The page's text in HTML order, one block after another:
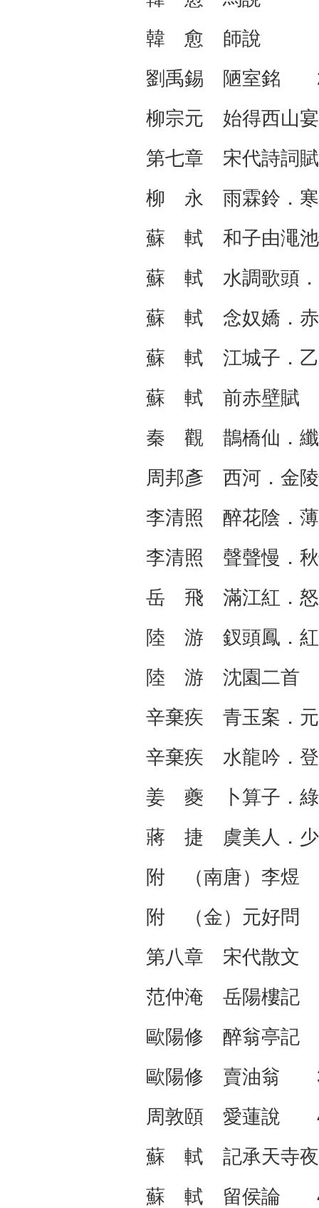
韓 愈 師說
劉禹錫 陋室銘
柳宗元 始得西山
第七章 宋代詩
柳 永 雨霖鈴．
蘇 軾 和子由澠
蘇 軾 水調歌頭．
蘇 軾 念奴嬌．
蘇 軾 江城子．乙
蘇 軾 前赤壁
秦 觀 鵲橋仙．
周邦彥 西河．金
李清照 醉花陰
李清照 聲聲慢
岳 飛 滿江紅．
陸 游 釵頭鳳．
陸 游 沈園二
辛棄疾 青玉案
辛棄疾 水龍吟．
姜 夔 卜算子
蔣 捷 虞美人．
附 （南唐）李
附 （金）元好
第八章 宋代
范仲淹 岳陽樓
歐陽修 醉翁亭
歐陽修 賣油翁
周敦頤 愛蓮說
蘇 軾 記承天
蘇 軾 留侯論